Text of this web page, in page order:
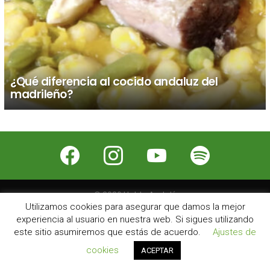
¿Qué diferencia al cocido andaluz del
madrileño?
facebook instagram youtube spotify
© 2026 Hablo Andalú
Nosotros
Contacto Publicidad Aviso Legal
Utilizamos cookies para asegurar que damos la mejor
experiencia al usuario en nuestra web. Si sigues utilizando
este sitio asumiremos que estás de acuerdo.
Ajustes de
cookies
ACEPTAR